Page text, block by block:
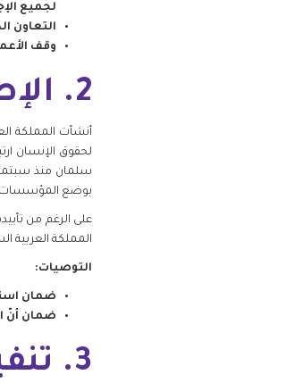
لجميع
التعاون
وقف
2. الإطار الوطني لحقوق الإنسان
أنشأت المملكة
سلمان منذ
بوضع المؤسسات
على الرغم من
المملكة العربية
التوصيات:
ضمان
ضمان أنّ
3. تنفيذ الإلتزامات الدولية في مجال حقوق الإنسان